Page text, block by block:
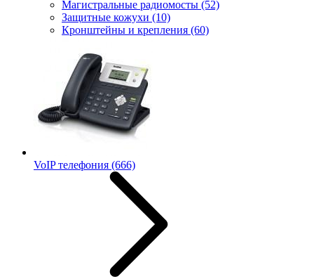
Магистральные радиомосты (52)
Защитные кожухи (10)
Кронштейны и крепления (60)
VoIP телефония (666)